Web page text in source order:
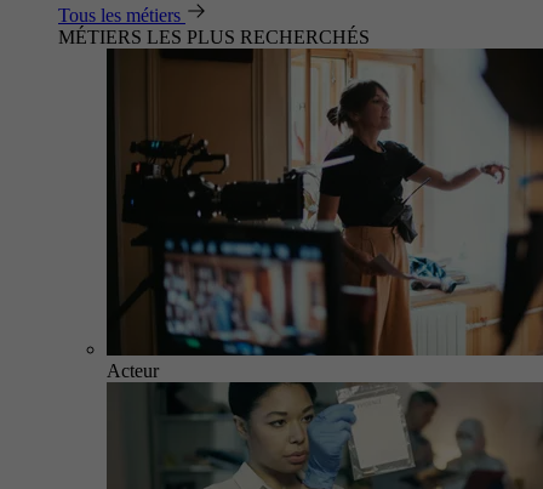
Tous les métiers
MÉTIERS LES PLUS RECHERCHÉS
Acteur